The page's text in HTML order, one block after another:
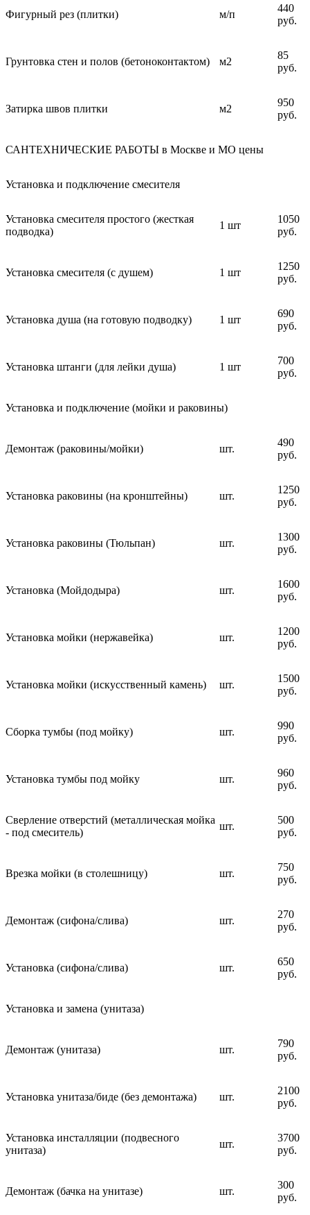
Фигурный рез (плитки) м/п
440
руб.
Грунтовка стен и полов (бетоноконтактом) м2
85
руб.
Затирка швов плитки м2
950
руб.
САНТЕХНИЧЕСКИЕ РАБОТЫ в Москве и МО цены
Установка и подключение смесителя
Установка смесителя простого (жесткая
подводка)
1 шт
1050
руб.
Установка смесителя (с душем) 1 шт
1250
руб.
Установка душа (на готовую подводку) 1 шт
690
руб.
Установка штанги (для лейки душа) 1 шт
700
руб.
Установка и подключение (мойки и раковины)
Демонтаж (раковины/мойки) шт.
490
руб.
Установка раковины (на кронштейны) шт.
1250
руб.
Установка раковины (Тюльпан) шт.
1300
руб.
Установка (Мойдодыра) шт.
1600
руб.
Установка мойки (нержавейка) шт.
1200
руб.
Установка мойки (искусственный камень) шт.
1500
руб.
Сборка тумбы (под мойку) шт.
990
руб.
Установка тумбы под мойку шт.
960
руб.
Сверление отверстий (металлическая мойка
- под смеситель)
шт.
500
руб.
Врезка мойки (в столешницу) шт.
750
руб.
Демонтаж (сифона/слива) шт.
270
руб.
Установка (сифона/слива) шт.
650
руб.
Установка и замена (унитаза)
Демонтаж (унитаза) шт.
790
руб.
Установка унитаза/биде (без демонтажа) шт.
2100
руб.
Установка инсталляции (подвесного
унитаза)
шт.
3700
руб.
Демонтаж (бачка на унитазе) шт.
300
руб.